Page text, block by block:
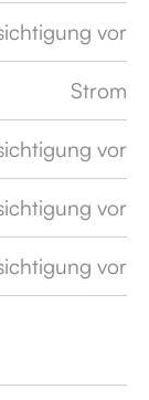
vor
Strom
vor
vor
vor